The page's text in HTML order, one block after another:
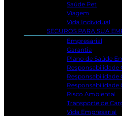
Saúde Pet
Viagem
Vida Individual
SEGUROS PARA SUA
Empresarial
Garantia
Plano de Saúde
Responsabilidade
Responsabilidade
Risco Ambiental
Transporte de
Vida Empresarial